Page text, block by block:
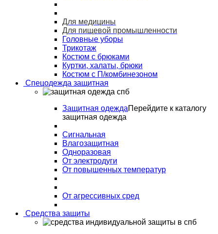
Для медицины
Для пищевой промышленности
Головные уборы
Трикотаж
Костюм с брюками
Куртки, халаты, брюки
Костюм с П/комбинезоном
Спецодежда защитная
Защитная одеждаПерейдите к каталогу
защитная одежда
Сигнальная
Влагозащитная
Одноразовая
От электродуги
От повышенных температур
От агрессивных сред
Средства защиты